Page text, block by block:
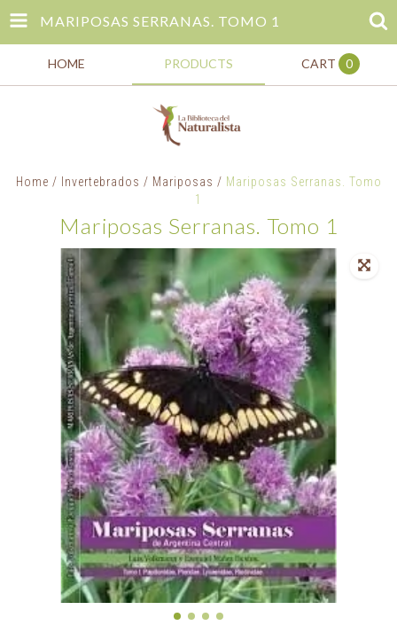
MARIPOSAS SERRANAS. TOMO 1
HOME PRODUCTS CART 0
Home / Invertebrados / Mariposas / Mariposas Serranas. Tomo
1
Mariposas Serranas. Tomo 1